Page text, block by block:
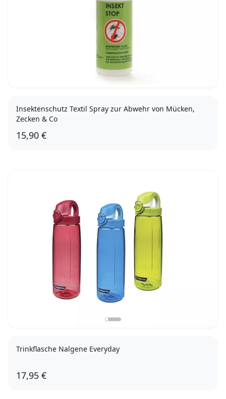
Insektenschutz Textil Spray zur Abwehr von Mücken,
Zecken & Co
15,90 €
Trinkflasche Nalgene Everyday
17,95 €